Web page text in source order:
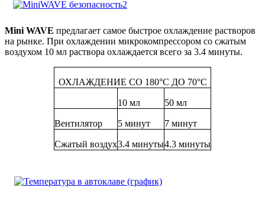
Mini WAVE предлагает самое быстрое охлаждение растворов
на рынке. При охлаждении микрокомпрессором со сжатым
воздухом 10 мл раствора охлаждается всего за 3.4 минуты.
ОХЛАЖДЕНИЕ СО 180°C ДО 70°C
10 мл 50 мл
Вентилятор 5 минут 7 минут
Сжатый воздух3.4 минуты4.3 минуты